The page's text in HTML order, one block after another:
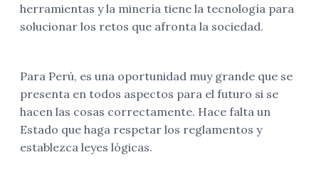
herramientas y la minería tiene la tecnología para
solucionar los retos que afronta la sociedad.
Para Perú, es una oportunidad muy grande que se
presenta en todos aspectos para el futuro si se
hacen las cosas correctamente. Hace falta un
Estado que haga respetar los reglamentos y
establezca leyes lógicas.